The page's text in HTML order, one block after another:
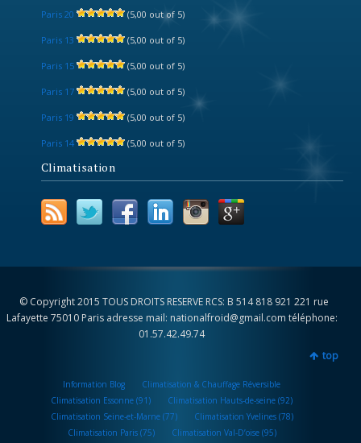
Paris 20 (5,00 out of 5)
Paris 13 (5,00 out of 5)
Paris 15 (5,00 out of 5)
Paris 17 (5,00 out of 5)
Paris 19 (5,00 out of 5)
Paris 14 (5,00 out of 5)
Climatisation
© Copyright 2015 TOUS DROITS RESERVE RCS: B 514 818 921 221 rue
Lafayette 75010 Paris adresse mail: nationalfroid@gmail.com téléphone:
01.57.42.49.74
top
Information Blog
Climatisation & Chauffage Réversible
Climatisation Essonne (91)
Climatisation Hauts-de-seine (92)
Climatisation Seine-et-Marne (77)
Climatisation Yvelines (78)
Climatisation Paris (75)
Climatisation Val-D’oise (95)